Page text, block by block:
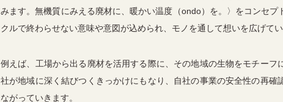
みます。無機質にみえる廃材に、暖かい温度（ondo）を。〉をコンセ
クルで終わらせない意味や意図が込められ、モノを通して想いを広げて
例えば、工場から出る廃材を活用する際に、その地域の生物をモチーフ
社が地域に深く結びつくきっかけにもなり、自社の事業の安全性の再確
ながっていきます。